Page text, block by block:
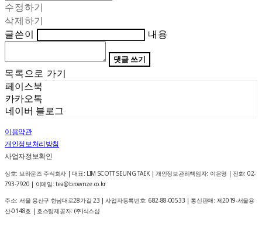
수정하기
삭제하기
글쓴이
내용
댓글 쓰기
목록으로 가기
페이스북
카카오톡
네이버 블로그
이용약관
개인정보처리방침
사업자정보확인
상호: 브라운즈 주식회사 | 대표: LIM SCOTT SEUNG TAEK | 개인정보관리책임자: 이은영 | 전화: 02-
793-7920 | 이메일: tea@brownze.co.kr
주소: 서울 용산구 한남대로28가길 23 | 사업자등록번호: 682-88-00533 | 통신판매: 제2019-서울용
산-0148호 | 호스팅제공자: (주)식스샵